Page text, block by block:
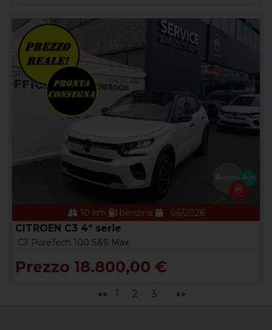
10 km benzina 06/2026
CITROEN C3 4ª serie
C3 PureTech 100 S&S Max
Prezzo 18.800,00 €
<< 1 2 3 >>